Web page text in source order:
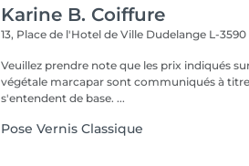
Karine B. Coiffure
13, Place de l'Hotel de Ville Dudelange L-3590
Veuillez prendre note que les prix indiqués
végétale marcapar sont communiqués à titre informatif et
s'entendent de base. ...
Pose Vernis Classique